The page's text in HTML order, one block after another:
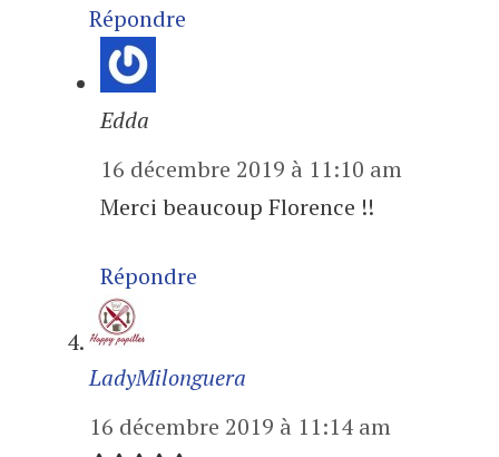
Répondre
Edda
16 décembre 2019 à 11:10 am
Merci beaucoup Florence !!
Répondre
LadyMilonguera
16 décembre 2019 à 11:14 am